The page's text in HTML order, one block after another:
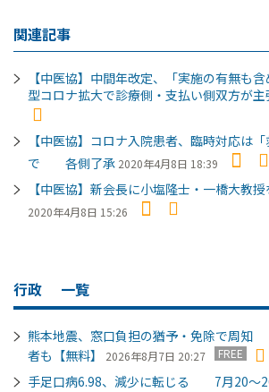
関連記事
【中医協】中間年改定、「実施の有無
型コロナ拡大で診療側・支払い側双方が主
【中医協】コロナ入院患者、臨時対応は「
で 各側了承 2020年4月8日 18:39
【中医協】新会長に小塩隆士・一橋大教
2020年4月8日 15:26
行政 一覧
熊本地震、窓口負担の猶予・免除で周
者も【無料】
2026年8月7日 20:27 FREE
手足口病6.98、減少に転じる 7月20～